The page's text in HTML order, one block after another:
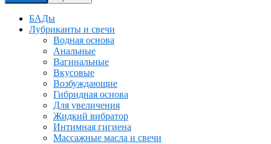
БАДы
Лубриканты и свечи
Водная основа
Анальные
Вагинальные
Вкусовые
Возбуждающие
Гибридная основа
Для увеличения
Жидкий вибратор
Интимная гигиена
Массажные масла и свечи